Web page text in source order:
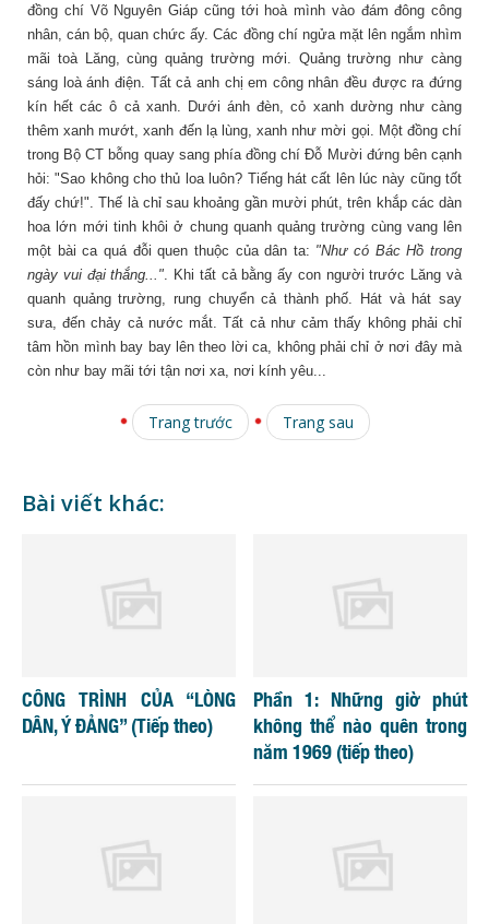
đồng chí Võ Nguyên Giáp cũng tới hoà mình vào đám đông công
nhân, cán bộ, quan chức ấy. Các đồng chí ngửa mặt lên ngắm nhìm
mãi toà Lăng, cùng quảng trường mới. Quảng trường như càng
sáng loà ánh điện. Tất cả anh chị em công nhân đều được ra đứng
kín hết các ô cả xanh. Dưới ánh đèn, cỏ xanh dường như càng
thêm xanh mướt, xanh đến lạ lùng, xanh như mời gọi. Một đồng chí
trong Bộ CT bỗng quay sang phía đồng chí Đỗ Mười đứng bên cạnh
hỏi: "Sao không cho thủ loa luôn? Tiếng hát cất lên lúc này cũng tốt
đấy chứ!". Thế là chỉ sau khoảng gần mười phút, trên khắp các dàn
hoa lớn mới tinh khôi ở chung quanh quảng trường cùng vang lên
một bài ca quá đỗi quen thuộc của dân ta: "Như có Bác Hồ trong
ngày vui đại thắng..." . Khi tất cả bằng ấy con người trước Lăng và
quanh quảng trường, rung chuyển cả thành phố. Hát và hát say
sưa, đến chảy cả nước mắt. Tất cả như cảm thấy không phải chỉ
tâm hồn mình bay bay lên theo lời ca, không phải chỉ ở nơi đây mà
còn như bay mãi tới tận nơi xa, nơi kính yêu...
Trang trước Trang sau
Bài viết khác:
CÔNG TRÌNH CỦA “LÒNG
DÂN, Ý ĐẢNG” (Tiếp theo)
Phần 1: Những giờ phút
không thể nào quên trong
năm 1969 (tiếp theo)